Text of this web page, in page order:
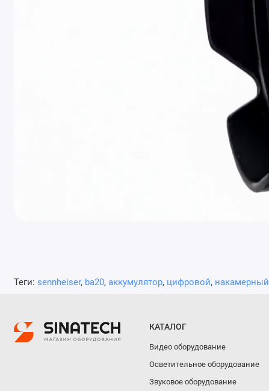
Теги: sennheiser, ba20, аккумулятор, цифровой, накамерный
КАТАЛОГ
Видео оборудование
Осветительное оборудование
Звуковое оборудование